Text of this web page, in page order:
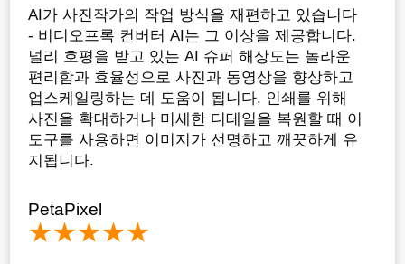
AI가 사진작가의 작업 방식을 재편하고 있습니다
- 비디오프록 컨버터 AI는 그 이상을 제공합니다.
널리 호평을 받고 있는 AI 슈퍼 해상도는 놀라운
편리함과 효율성으로 사진과 동영상을 향상하고
업스케일링하는 데 도움이 됩니다. 인쇄를 위해
사진을 확대하거나 미세한 디테일을 복원할 때 이
도구를 사용하면 이미지가 선명하고 깨끗하게 유
지됩니다.
PetaPixel
★★★★★